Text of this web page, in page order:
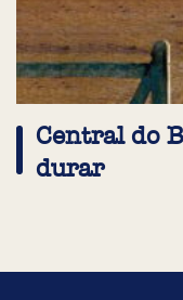
Central do
durar